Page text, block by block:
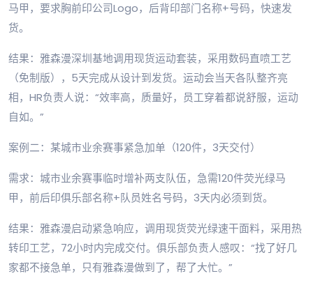
马甲，要求胸前印公司Logo，后背印部门名称+号码，快速发
货。
结果：雅森漫深圳基地调用现货运动套装，采用数码直喷工艺
（免制版），5天完成从设计到发货。运动会当天各队整齐亮
相，HR负责人说：“效率高，质量好，员工穿着都说舒服，运动
自如。”
案例二：某城市业余赛事紧急加单（120件，3天交付）
需求：城市业余赛事临时增补两支队伍，急需120件荧光绿马
甲，前后印俱乐部名称+队员姓名号码，3天内必须到货。
结果：雅森漫启动紧急响应，调用现货荧光绿速干面料，采用热
转印工艺，72小时内完成交付。俱乐部负责人感叹：“找了好几
家都不接急单，只有雅森漫做到了，帮了大忙。”